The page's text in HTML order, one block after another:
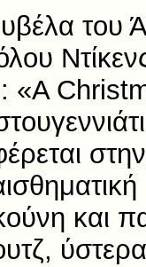
του
«A
και